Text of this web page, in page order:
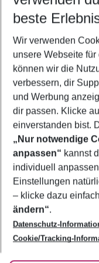
2 Erwachsene
Footer
Footer navigation
Über uns
AGB
Bestpreisgarantie
Cookie-
Cookie-Richtlinie
Agenturbetreuung
Barrierefreies Reisen
Folge uns
beste
Wir verwenden
unsere Webseite
können wir die
verbessern, dir
und Werbung
dir passen. Klicke
einverstanden bist.
„Nur notwendige
anpassen“ kannst
individuell
Einstellungen
– klicke dazu
ändern“.
Datenschutz-
Cookie/Tracking-